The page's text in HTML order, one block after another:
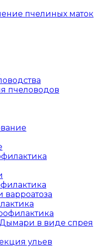
пчелиных маток
пчеловодов
Дымари в виде спрея
ульев